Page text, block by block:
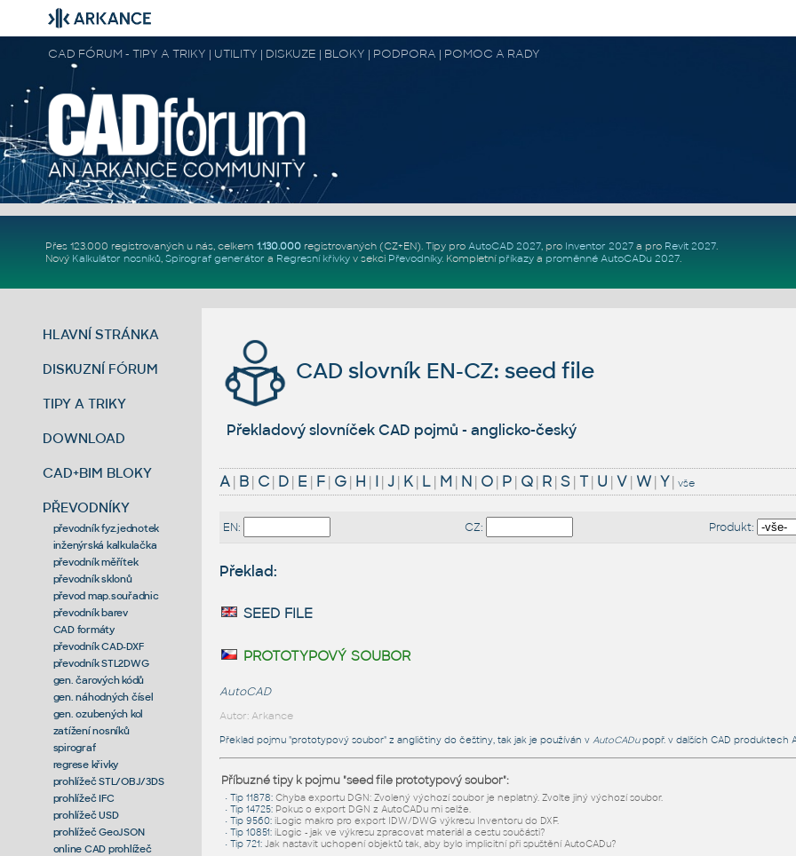
CAD FÓRUM - TIPY A TRIKY | UTILITY | DISKUZE | BLOKY | PODPORA | POMOC A RADY
Přes 123.000 registrovaných u nás, celkem 1.130.000registrovaných (CZ+EN). Tipy pro AutoCAD 2027, pro Inventor 2027a pro Revit 2027.
Nový Kalkulátor nosníků, Spirograf generátor a Regresní křivkyv sekci Převodníky. Kompletní příkazya proměnné AutoCADu 2027.
HLAVNÍ STRÁNKA
DISKUZNÍ FÓRUM
TIPY A TRIKY
DOWNLOAD
CAD+BIM BLOKY
PŘEVODNÍKY
převodník fyz.jednotek
inženýrská kalkulačka
převodník měřítek
převodník sklonů
převod map.souřadnic
převodník barev
CAD formáty
převodník CAD-DXF
převodník STL2DWG
gen. čarových kódů
gen. náhodných čísel
gen. ozubených kol
zatížení nosníků
spirograf
regrese křivky
prohlížeč STL/OBJ/3DS
prohlížeč IFC
prohlížeč USD
prohlížeč GeoJSON
online CAD prohlížeč
CAD slovník EN-CZ: seed file
Překladový slovníček CAD pojmů - anglicko-český
A| B| C| D| E | F| G| H | I | J| K| L| M | N| O| P| Q| R| S| T| U | V| W| Y| vše
EN: CZ: Produkt:
Překlad:
seed file
prototypový soubor
AutoCAD
Autor: Arkance
Překlad pojmu "prototypový soubor" z angličtiny do češtiny, tak jak je používán v AutoCADupopř. v dalších CAD produktech
Příbuzné tipy k pojmu "seed file prototypový soubor":
• Tip 11878: Chyba exportu DGN: Zvolený výchozí soubor je neplatný. Zvolte jiný výchozí soubor.
• Tip 14725: Pokus o export DGN z AutoCADu mi selže.
• Tip 9560: iLogic makro pro export IDW/DWG výkresu Inventoru do DXF.
• Tip 10851: iLogic - jak ve výkresu zpracovat materiál a cestu součásti?
• Tip 721: Jak nastavit uchopení objektů tak, aby bylo implicitní při spuštění AutoCADu?